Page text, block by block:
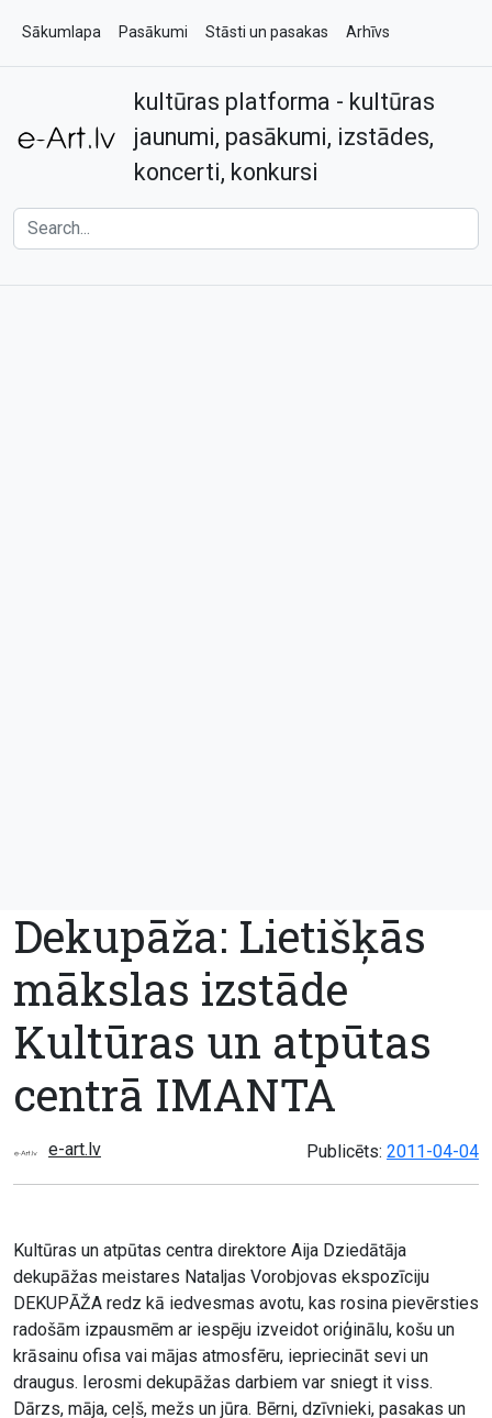
Sākumlapa Pasākumi Stāsti un pasakas Arhīvs
Kontakti
kultūras platforma - kultūras
jaunumi, pasākumi, izstādes,
koncerti, konkursi
Dekupāža: Lietišķās
mākslas izstāde
Kultūras un atpūtas
centrā IMANTA
e-art.lv Publicēts: 2011-04-04
Kultūras un atpūtas centra direktore Aija Dziedātāja
dekupāžas meistares Nataljas Vorobjovas ekspozīciju
DEKUPĀŽA redz kā iedvesmas avotu, kas rosina pievērsties
radošām izpausmēm ar iespēju izveidot oriģinālu, košu un
krāsainu ofisa vai mājas atmosfēru, iepriecināt sevi un
draugus. Ierosmi dekupāžas darbiem var sniegt it viss.
Dārzs, māja, ceļš, mežs un jūra. Bērni, dzīvnieki, pasakas un